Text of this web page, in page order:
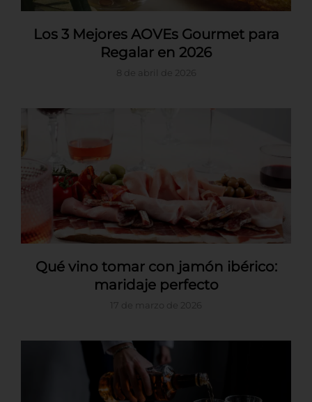
Los 3 Mejores AOVEs Gourmet para
Regalar en 2026
8 de abril de 2026
Qué vino tomar con jamón ibérico:
maridaje perfecto
17 de marzo de 2026